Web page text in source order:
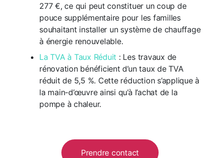
277 €, ce qui peut constituer un coup de
pouce supplémentaire pour les familles
souhaitant installer un système de chauffage
à énergie renouvelable.
La TVA à Taux Réduit : Les travaux de
rénovation bénéficient d’un taux de TVA
réduit de 5,5 %. Cette réduction s’applique à
la main-d’œuvre ainsi qu’à l’achat de la
pompe à chaleur.
Prendre contact